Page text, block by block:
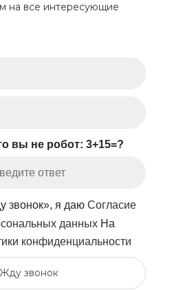
на все интересующие
вы не робот: 3+15=?
звонок», я даюСогласие
данных На
конфиденциальности
Жду звонок